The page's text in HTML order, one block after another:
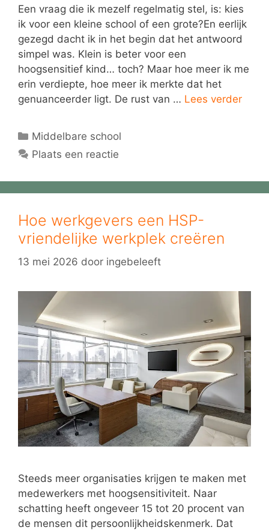
Een vraag die ik mezelf regelmatig stel, is: kies
ik voor een kleine school of een grote?En eerlijk
gezegd dacht ik in het begin dat het antwoord
simpel was. Klein is beter voor een
hoogsensitief kind… toch? Maar hoe meer ik me
erin verdiepte, hoe meer ik merkte dat het
genuanceerder ligt. De rust van … Lees verder
Categorieën
Middelbare school
Plaats een reactie
Hoe werkgevers een HSP-
vriendelijke werkplek creëren
13 mei 2026 door ingebeleeft
Steeds meer organisaties krijgen te maken met
medewerkers met hoogsensitiviteit. Naar
schatting heeft ongeveer 15 tot 20 procent van
de mensen dit persoonlijkheidskenmerk. Dat